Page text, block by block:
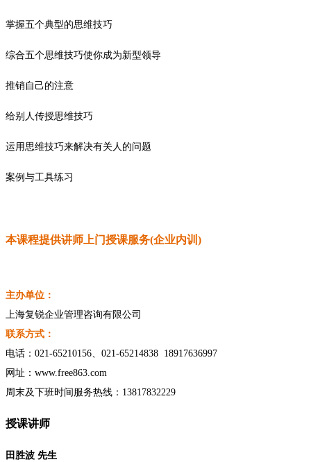
掌握五个典型的思维技巧
综合五个思维技巧使你成为新型领导
推销自己的注意
给别人传授思维技巧
运用思维技巧来解决有关人的问题
案例与工具练习
本课程提供讲师上门授课服务(企业内训)
主办单位：
上海复锐企业管理咨询有限公司
联系方式：
电话： 021-65210156、021-65214838 18917636997
网址： www.free863.com
周末及下班时间服务热线： 13817832229
授课讲师
田胜波 先生